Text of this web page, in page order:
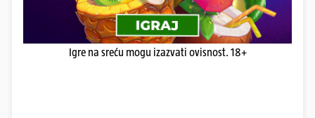
Igre na sreću mogu izazvati ovisnost. 18+